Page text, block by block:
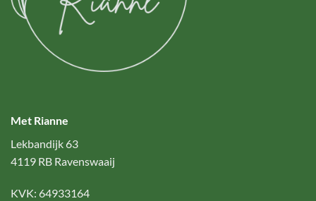
Met Rianne
Lekbandijk 63
4119 RB Ravenswaaij
KVK: 64933164